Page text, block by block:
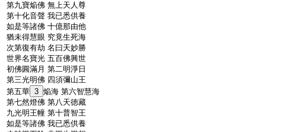
第九寶焔佛 無上天人尊
第十化音聲 我已悉供養
如是等諸佛 十億那由他
猶未得慧眼 究竟生死海
次第復有劫 名曰天妙勝
世界名寶光 五百佛興世
初佛圓滿月 第二明淨日
第三光明佛 四須彌山王
第五華 3 焔海 第六智慧海
第七然燈佛 第八天徳藏
九光明王幢 第十普智王
如是等諸佛 我已悉供養